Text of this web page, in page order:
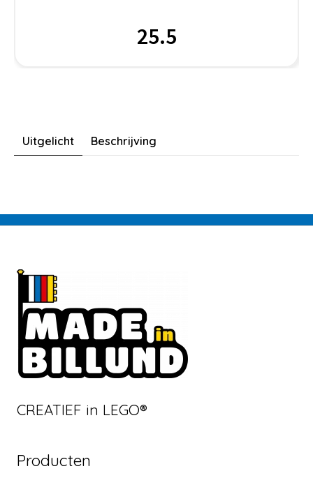
25.5
Uitgelicht Beschrijving
CREATIEF in LEGO®
Producten